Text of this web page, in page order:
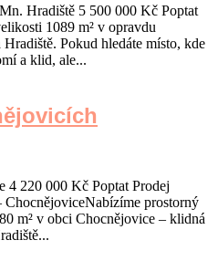
Hradiště 5 500 000 Kč Poptat
1089 m² v opravdu
Pokud hledáte místo, kde
a klid, ale...
4 220 000 Kč Poptat Prodej
ChocnějoviceNabízíme prostorný
m² v obci Chocnějovice – klidná